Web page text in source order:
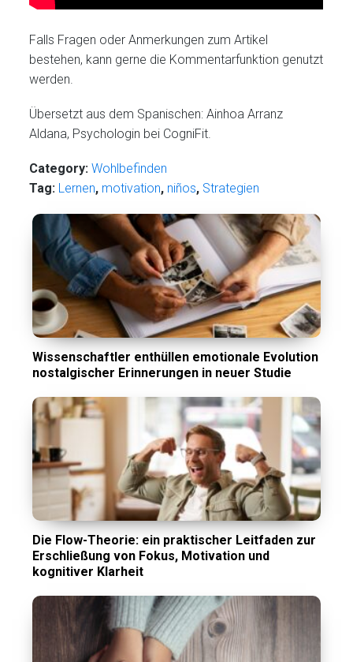
Falls Fragen oder Anmerkungen zum Artikel
bestehen, kann gerne die Kommentarfunktion genutzt
werden.
Übersetzt aus dem Spanischen: Ainhoa Arranz
Aldana, Psychologin bei CogniFit.
Category: Wohlbefinden
Tag: Lernen, motivation, niños, Strategien
Wissenschaftler enthüllen emotionale Evolution
nostalgischer Erinnerungen in neuer Studie
Die Flow-Theorie: ein praktischer Leitfaden zur
Erschließung von Fokus, Motivation und
kognitiver Klarheit